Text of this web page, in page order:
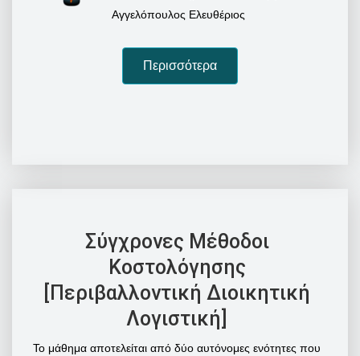
Αγγελόπουλος Ελευθέριος
Περισσότερα
Σύγχρονες Μέθοδοι
Κοστολόγησης
[Περιβαλλοντική Διοικητική
Λογιστική]
Το μάθημα αποτελείται από δύο αυτόνομες ενότητες που